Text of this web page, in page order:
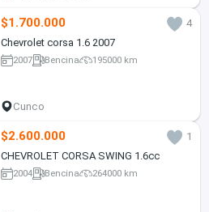
$1.700.000
4
Chevrolet corsa 1.6 2007
2007 Bencina 195000 km
Cunco
$2.600.000
1
CHEVROLET CORSA SWING 1.6cc
2004 Bencina 264000 km